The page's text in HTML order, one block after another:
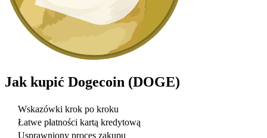
Jak kupić Dogecoin (DOGE)
Wskazówki krok po kroku
Łatwe płatności kartą kredytową
Usprawniony proces zakupu